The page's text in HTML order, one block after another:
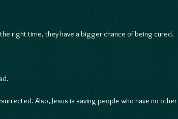
right time, they have a bigger chance of being cured.
Also, Jesus is saving people who have no other